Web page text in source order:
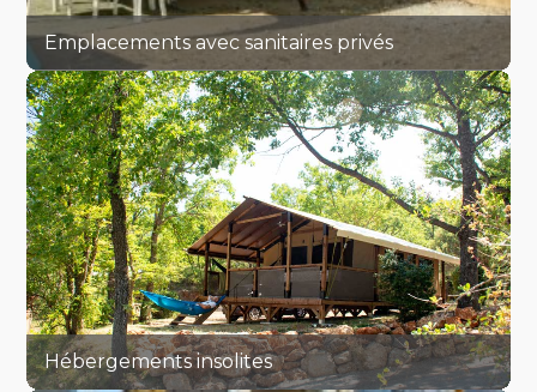
Emplacements avec sanitaires privés
Hébergements insolites